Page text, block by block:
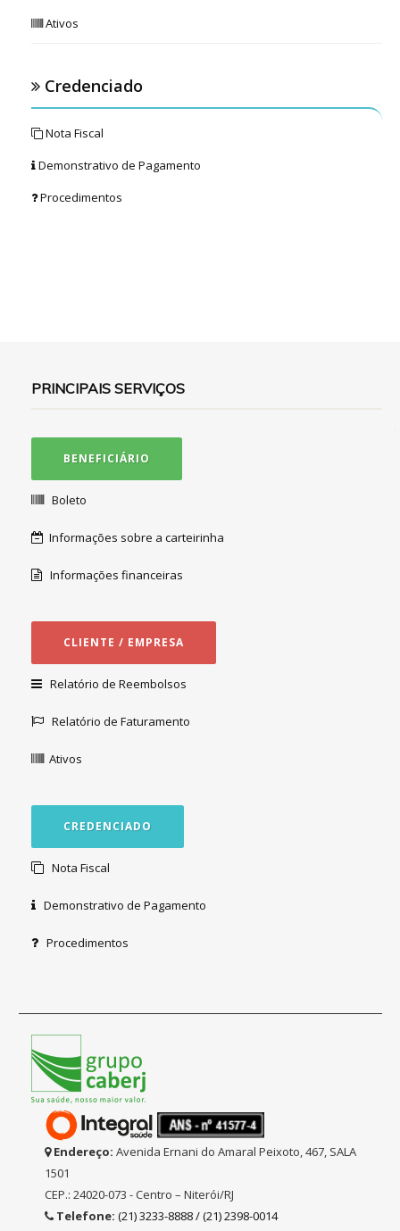
Ativos
Credenciado
Nota Fiscal
Demonstrativo de Pagamento
Procedimentos
PRINCIPAIS SERVIÇOS
BENEFICIÁRIO
Boleto
Informações sobre a carteirinha
Informações financeiras
CLIENTE / EMPRESA
Relatório de Reembolsos
Relatório de Faturamento
Ativos
CREDENCIADO
Nota Fiscal
Demonstrativo de Pagamento
Procedimentos
Endereço: Avenida Ernani do Amaral Peixoto, 467, SALA
1501
CEP.: 24020-073 - Centro – Niterói/RJ
Telefone: (21) 3233-8888 / (21) 2398-0014